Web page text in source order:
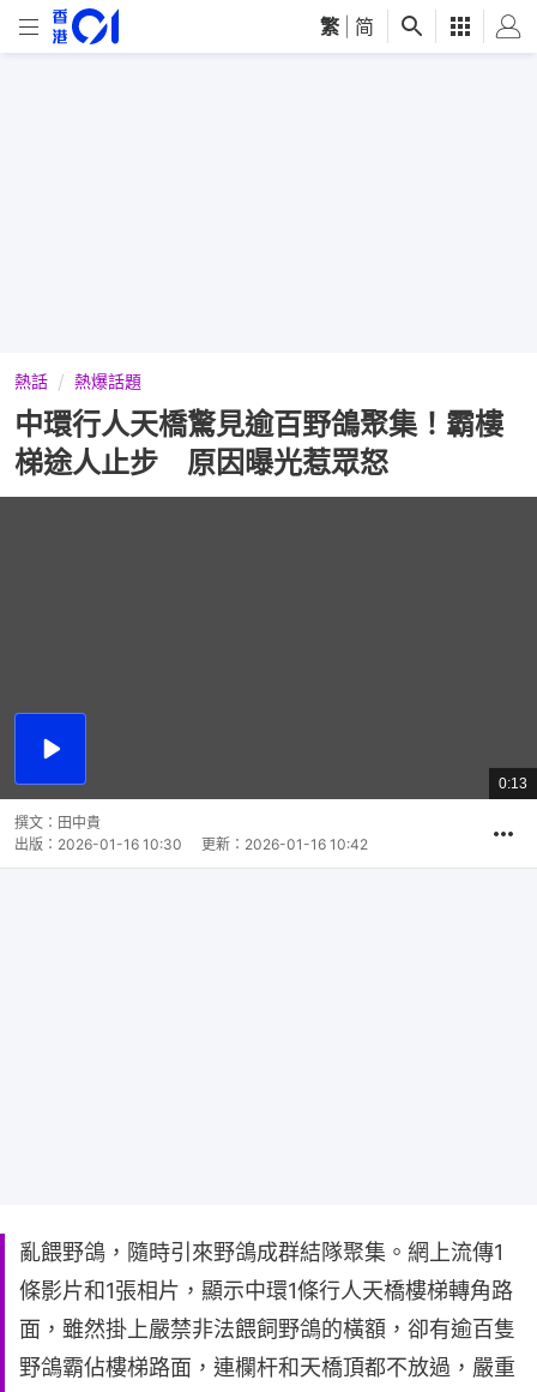
繁 简
熱話 熱爆話題
中環行人天橋驚見逾百野鴿聚集！霸樓
梯途人止步 原因曝光惹眾怒
播
總
共
0:13
撰文： 田中貴
出版： 2026-01-16 10:30 更新： 2026-01-16 10:42
亂餵野鴿，隨時引來野鴿成群結隊聚集。網上流傳1
條影片和1張相片，顯示中環1條行人天橋樓梯轉角路
面，雖然掛上嚴禁非法餵飼野鴿的橫額，卻有逾百隻
野鴿霸佔樓梯路面，連欄杆和天橋頂都不放過，嚴重